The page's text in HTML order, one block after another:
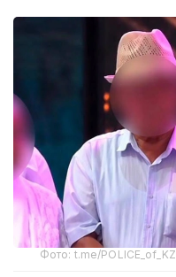
Фото: t.me/POLICE_of_KZ